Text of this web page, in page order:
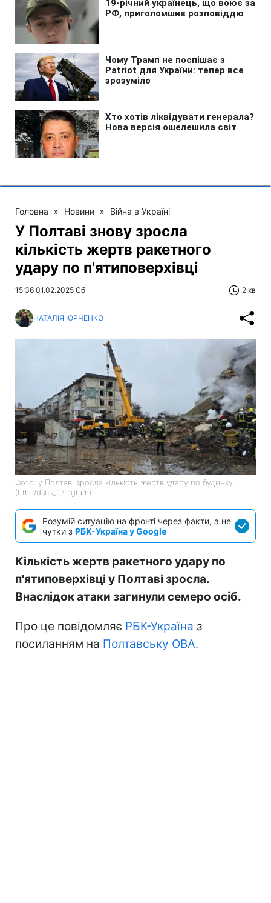
Головна » Новини » Війна в Україні
У Полтаві знову зросла
кількість жертв ракетного
удару по п'ятиповерхівці
15:36 01.02.2025 Сб 2 хв
НАТАЛІЯ ЮРЧЕНКО
Фото: у Полтаві зросла кількість жертв удару по будинку
(t.me/dsns_telegram)
Розумій ситуацію на фронті через факти, а не
чутки з РБК-Україна у Google
Кількість жертв ракетного удару по
п'ятиповерхівці у Полтаві зросла.
Внаслідок атаки загинули семеро осіб.
Про це повідомляє РБК-Україна з
посиланням на Полтавську ОВА.